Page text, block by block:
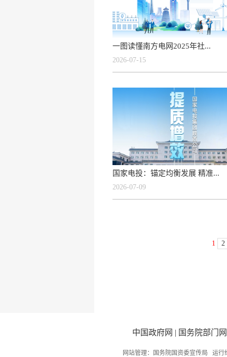
一图读懂南方电网2025年社...
2026-07-15
国家电投：锚定均衡发展 精准...
2026-07-09
1 2
中国政府网 | 国务院部门
网站管理：国务院国资委宣传局 运